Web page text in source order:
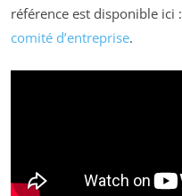
référence est disponible ici :
comité d’entreprise.